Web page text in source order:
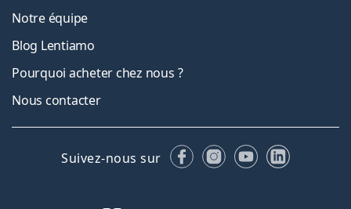
Notre équipe
Blog Lentiamo
Pourquoi acheter chez nous ?
Nous contacter
Suivez-nous sur FacebookInstagram
YouTubeLinkedIn